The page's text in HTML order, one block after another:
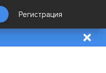
Регистрация